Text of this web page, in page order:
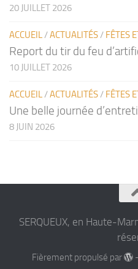
20 JUILLET 2026
ACCUEIL/ACTUALITÉS/ FÊTES
Report du tir du feu
10 JUILLET 2026
ACCUEIL/ACTUALITÉS/ FÊTES
Une belle journée
8 JUIN 2026
SERQUEUX, en Haute-
Fièrement propulsé par -